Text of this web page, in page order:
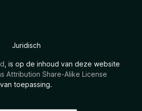
Juridisch
, is op de inhoud van deze website
Attribution Share-Alike License
toepassing.